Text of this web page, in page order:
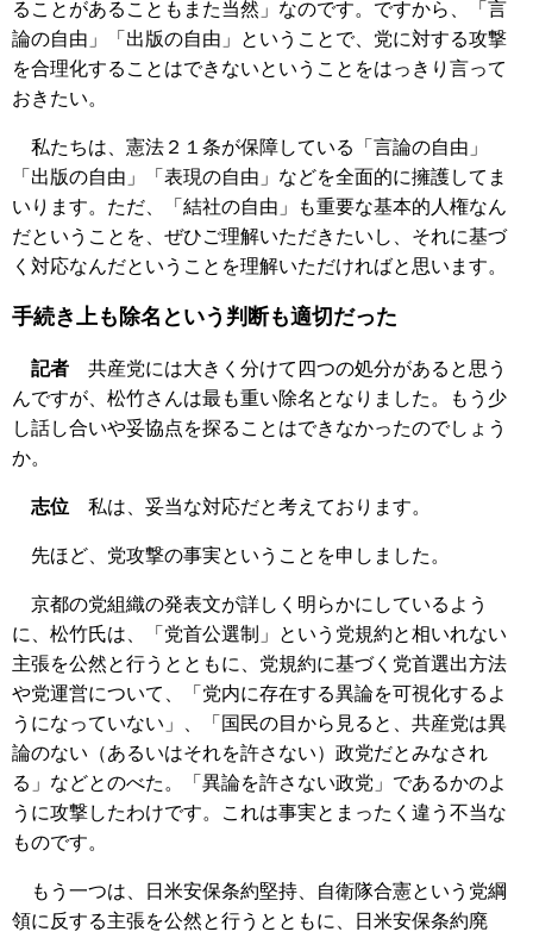
ることがあることもまた当然」なのです。ですから、「言
論の自由」「出版の自由」ということで、党に対する攻撃
を合理化することはできないということをはっきり言って
おきたい。
私たちは、憲法２１条が保障している「言論の自由」
「出版の自由」「表現の自由」などを全面的に擁護してま
いります。ただ、「結社の自由」も重要な基本的人権なん
だということを、ぜひご理解いただきたいし、それに基づ
く対応なんだということを理解いただければと思います。
手続き上も除名という判断も適切だった
記者 共産党には大きく分けて四つの処分があると思う
んですが、松竹さんは最も重い除名となりました。もう少
し話し合いや妥協点を探ることはできなかったのでしょう
か。
志位 私は、妥当な対応だと考えております。
先ほど、党攻撃の事実ということを申しました。
京都の党組織の発表文が詳しく明らかにしているよう
に、松竹氏は、「党首公選制」という党規約と相いれない
主張を公然と行うとともに、党規約に基づく党首選出方法
や党運営について、「党内に存在する異論を可視化するよ
うになっていない」、「国民の目から見ると、共産党は異
論のない（あるいはそれを許さない）政党だとみなされ
る」などとのべた。「異論を許さない政党」であるかのよ
うに攻撃したわけです。これは事実とまったく違う不当な
ものです。
もう一つは、日米安保条約堅持、自衛隊合憲という党綱
領に反する主張を公然と行うとともに、日米安保条約廃